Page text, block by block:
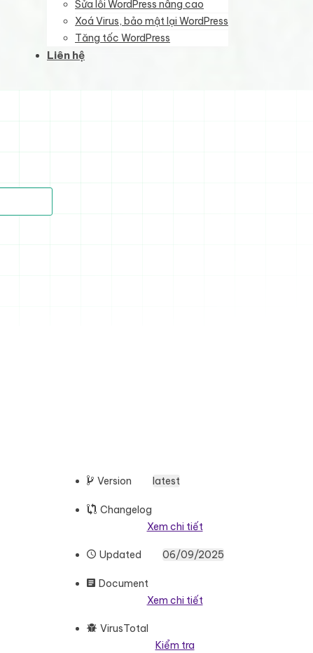
Sửa lỗi WordPress nâng cao
Xoá Virus, bảo mật lại WordPress
Tăng tốc WordPress
Liên hệ
Version latest
Changelog
Xem chi tiết
Updated 06/09/2025
Document
Xem chi tiết
VirusTotal
Kiểm tra